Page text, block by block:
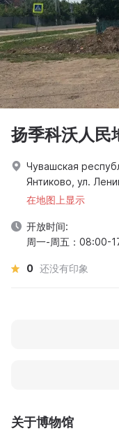
关于博物馆
扬季科沃人民
Чувашская
Янтиково, ул.
在地图上显示
开放时间:
周一-周五：08:00-
0 还没有印象